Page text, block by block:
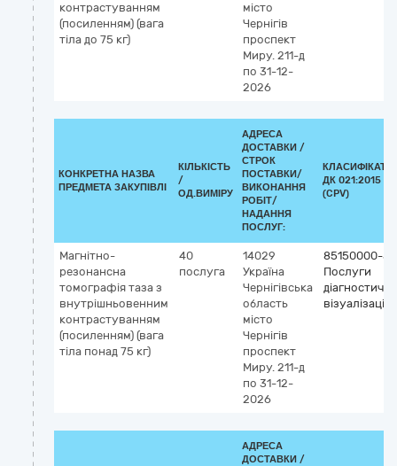
контрастуванням
(посиленням) (вага
тіла до 75 кг)
місто
Чернігів
проспект
Миру. 211-д
по 31-12-
2026
КОНКРЕТНА НАЗВА
ПРЕДМЕТА ЗАКУПІВЛІ
КІЛЬКІСТЬ
/
ОД.ВИМІРУ
АДРЕСА
ДОСТАВКИ /
СТРОК
ПОСТАВКИ/
ВИКОНАННЯ
РОБІТ/
НАДАННЯ
ПОСЛУГ:
ДК 021:2015
(CPV)
Магнітно-
резонансна
томографія таза з
внутрішньовенним
контрастуванням
(посиленням) (вага
тіла понад 75 кг)
40
послуга
14029
Україна
Чернігівська
область
місто
Чернігів
проспект
Миру. 211-д
по 31-12-
2026
85150000-5
Послуги
візуалізації
АДРЕСА
ДОСТАВКИ /